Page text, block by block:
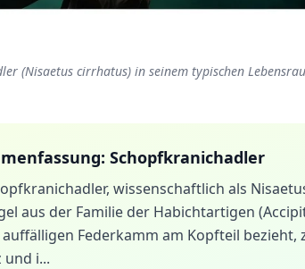
(Nisaetus cirrhatus) in seinem typischen
Schopfkranichadler
wissenschaftlich als
aus der Familie der Habichtartigen
Federkamm am Kopfteil
und i...